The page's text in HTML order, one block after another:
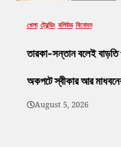
খেলা ট্রেন্ডিং বলিউড বিনোদন
তারকা-সন্তান বলেই
অকপটে স্বীকার আর
August 5, 2026